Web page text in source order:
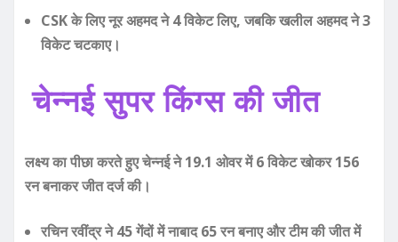
CSK के लिए नूर अहमद ने 4 विकेट लिए, जबकि खलील अहमद ने 3
विकेट चटकाए।
चेन्नई सुपर किंग्स की जीत
लक्ष्य का पीछा करते हुए चेन्नई ने 19.1 ओवर में 6 विकेट खोकर 156
रन बनाकर जीत दर्ज की।
रचिन रवींद्र ने 45 गेंदों में नाबाद 65 रन बनाए और टीम की जीत में